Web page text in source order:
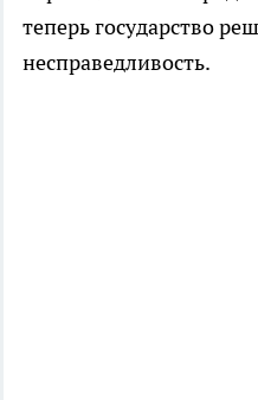
теперь государство
несправедливость.